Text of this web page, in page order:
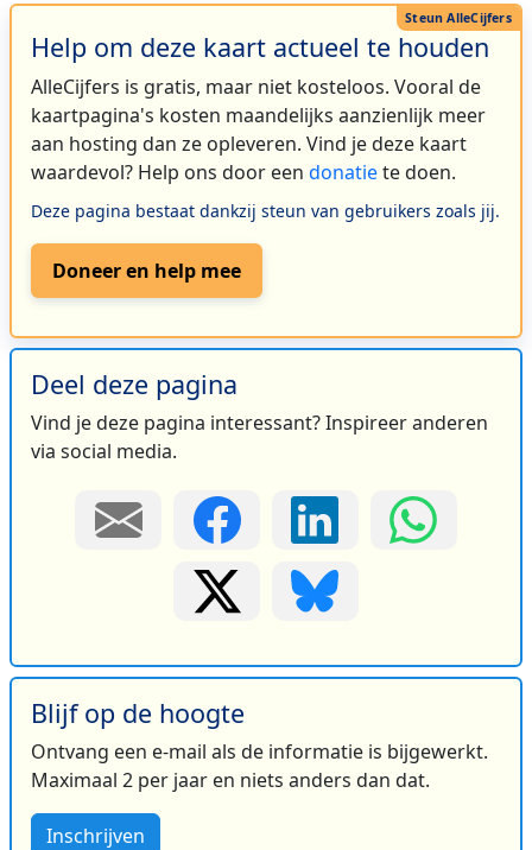
Help om deze kaart actueel te houden
AlleCijfers is gratis, maar niet kosteloos. Vooral de
kaartpagina's kosten maandelijks aanzienlijk meer
aan hosting dan ze opleveren. Vind je deze kaart
waardevol? Help ons door een donatiete doen.
Deze pagina bestaat dankzij steun van gebruikers zoals jij.
Doneer en help mee
Deel deze pagina
Vind je deze pagina interessant? Inspireer anderen
via social media.
Blijf op de hoogte
Ontvang een e-mail als de informatie is bijgewerkt.
Maximaal 2 per jaar en niets anders dan dat.
Inschrijven